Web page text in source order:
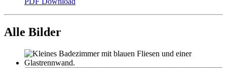
Alle Bilder